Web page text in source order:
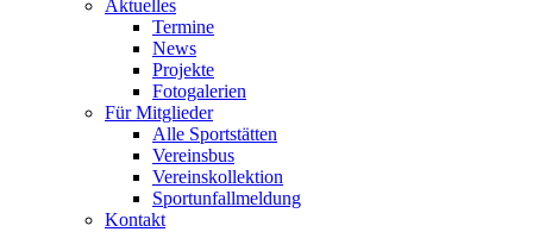
Aktuelles
Termine
News
Projekte
Fotogalerien
Für Mitglieder
Alle Sportstätten
Vereinsbus
Vereinskollektion
Sportunfallmeldung
Kontakt